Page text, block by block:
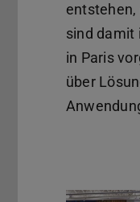
sind damit
in Paris
über